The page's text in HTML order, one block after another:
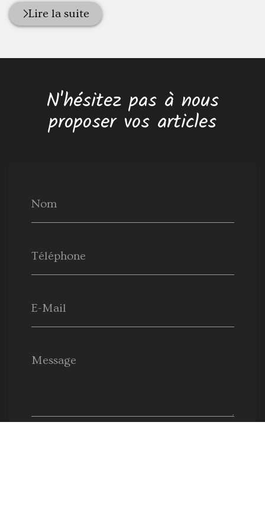
Lire la suite
N'hésitez pas à nous
proposer vos articles
Nom
Téléphone
E-Mail
Message